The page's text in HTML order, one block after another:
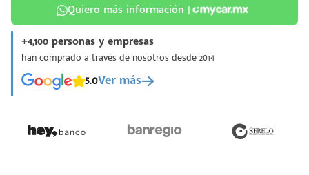
Quiero más información |
+4,100 personas y empresas
han comprado a través de nosotros desde 2014
5.0Ver más